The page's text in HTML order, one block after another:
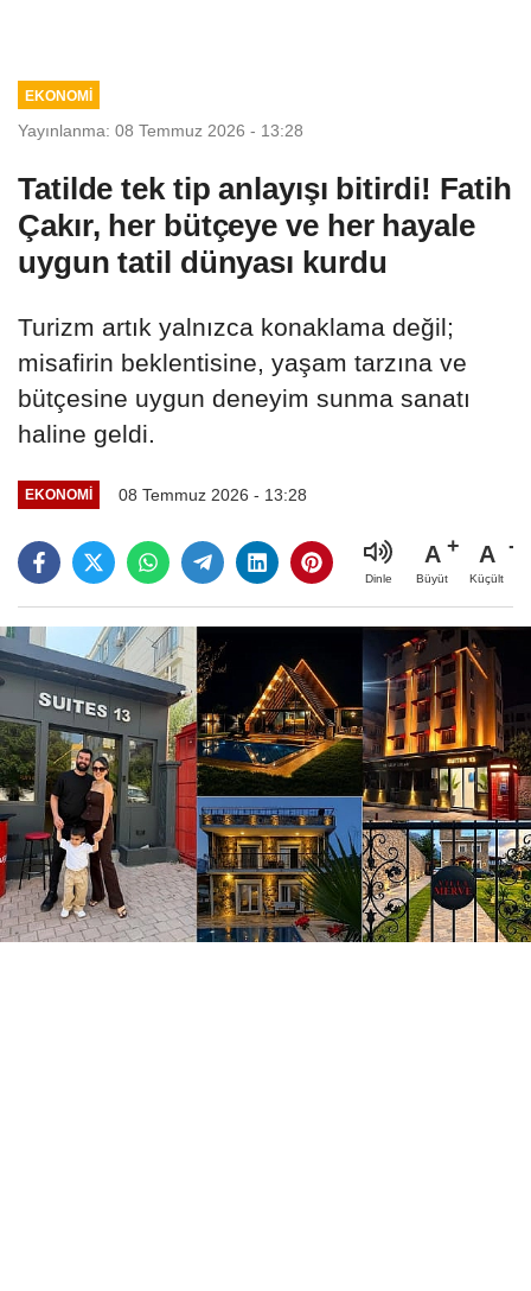
EKONOMİ
Yayınlanma: 08 Temmuz 2026 - 13:28
Tatilde tek tip anlayışı bitirdi! Fatih
Çakır, her bütçeye ve her hayale
uygun tatil dünyası kurdu
Turizm artık yalnızca konaklama değil;
misafirin beklentisine, yaşam tarzına ve
bütçesine uygun deneyim sunma sanatı
haline geldi.
EKONOMİ 08 Temmuz 2026 - 13:28
Dinle
A
Büyüt
A
Küçült